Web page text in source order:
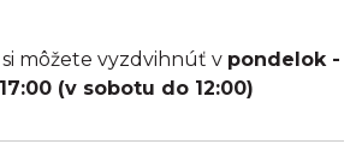
môžete vyzdvihnúť v pondelok -
(v sobotu do 12:00)